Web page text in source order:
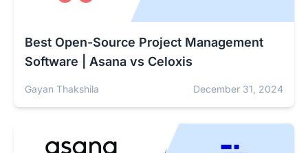
Best Open-Source Project Management
Software | Asana vs Celoxis
Gayan Thakshila December 31, 2024